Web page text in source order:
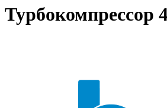
Турбокомпрессор